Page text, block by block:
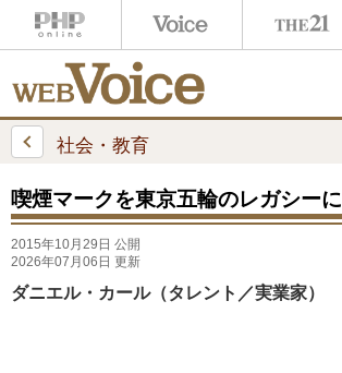
社会・教育
喫煙マークを東京五輪のレガシーに
2015年10月29日 公開
2026年07月06日 更新
ダニエル・カール（タレント／実業家）